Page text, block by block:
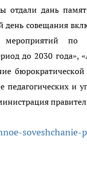
отдали дань
совещания
по
до 2030 года»,
бюрократической
и
soveshchanie-